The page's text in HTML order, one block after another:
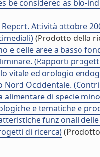
be considered as bio-
Report. Attività ottobre
(Prodotto della
e delle aree a basso
(Rapporti
vitale ed orologio
Nord Occidentale.
alimentare di specie
e tematiche e
funzionali
di ricerca)